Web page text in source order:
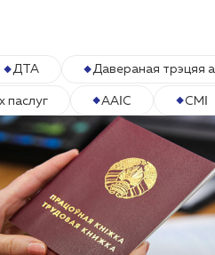
ДТА Давераная трэцяя
паслуг ААІС СМІ